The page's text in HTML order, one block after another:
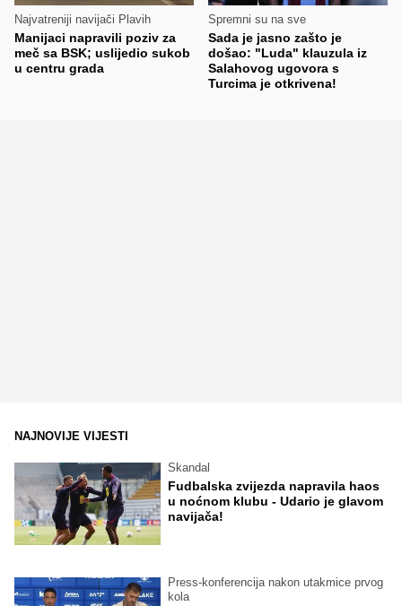
Najvatreniji navijači Plavih
Manijaci napravili poziv za
meč sa BSK; uslijedio sukob
u centru grada
Spremni su na sve
Sada je jasno zašto je
došao: "Luda" klauzula iz
Salahovog ugovora s
Turcima je otkrivena!
NAJNOVIJE VIJESTI
Skandal
Fudbalska zvijezda napravila haos
u noćnom klubu - Udario je glavom
navijača!
Press-konferencija nakon utakmice prvog
kola